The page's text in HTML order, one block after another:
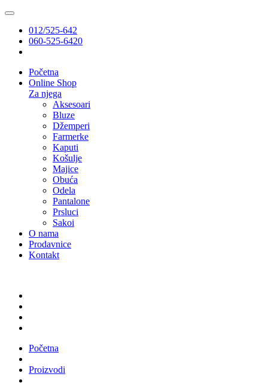
012/525-642
060-525-6420
Početna
Online Shop
Za njega
Aksesoari
Bluze
Džemperi
Farmerke
Kaputi
Košulje
Majice
Obuća
Odela
Pantalone
Prsluci
Sakoi
O nama
Prodavnice
Kontakt
Početna
Proizvodi